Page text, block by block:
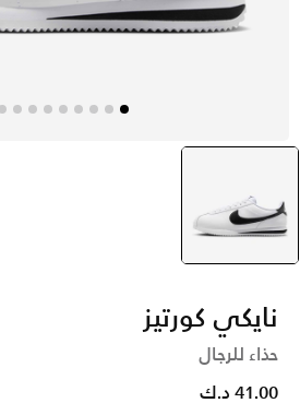
selected
أبيض
نايكي كورتيز
حذاء للرجال
41.00 د.ك